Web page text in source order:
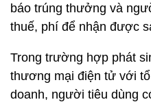
báo trúng thưởng và
thuế, phí để nhận được
Trong trường hợp phát
thương mại điện tử với
doanh, người tiêu dùng